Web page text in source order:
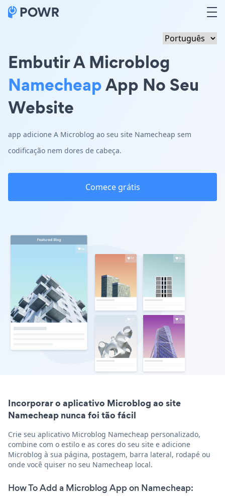
Embutir A Microblog
NamecheapApp No Seu
Website
app adicione A Microblog ao seu site Namecheap sem
codificação nem dores de cabeça.
Comece grátis
Incorporar o aplicativo Microblog ao site
Namecheap nunca foi tão fácil
Crie seu aplicativo Microblog Namecheap personalizado,
combine com o estilo e as cores do seu site e adicione
Microblog à sua página, postagem, barra lateral, rodapé ou
onde você quiser no seu Namecheap local.
How To Add a Microblog App on Namecheap: